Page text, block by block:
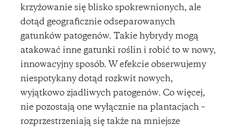
krzyżowanie się blisko spokrewnionych, ale
dotąd geograficznie odseparowanych
gatunków patogenów. Takie hybrydy mogą
atakować inne gatunki roślin i robić to w nowy,
innowacyjny sposób. W efekcie obserwujemy
niespotykany dotąd rozkwit nowych,
wyjątkowo zjadliwych patogenów. Co więcej,
nie pozostają one wyłącznie na plantacjach –
rozprzestrzeniają się także na mniejsze